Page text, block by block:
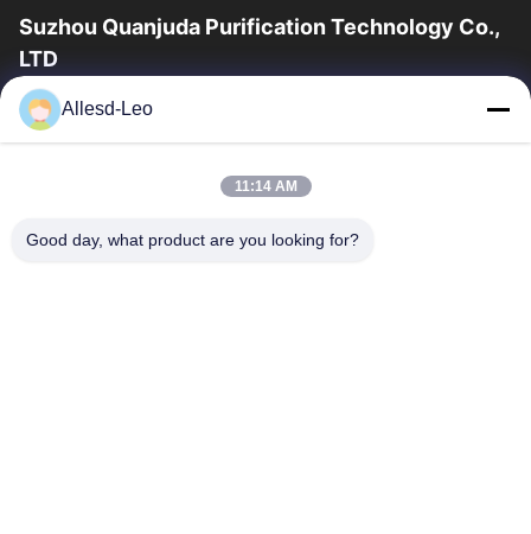
Suzhou Quanjuda Purification Technology Co.,
LTD
a experiência 16years, como um fabricante e um exportador
principais de ESD & produtos da sala de limpeza, nós
Casa
Produtos
Allesd-Leo
11:14 AM
Good day, what product are you looking for?